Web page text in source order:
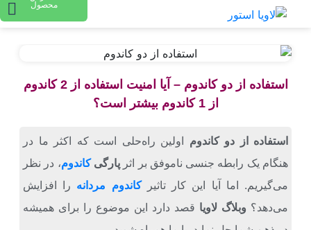
محصول
استفاده از دو کاندوم – آیا امنیت استفاده از 2 کاندوم
از 1 کاندوم بیشتر است؟
استفاده از دو کاندوم اولین راه‌حلی است که اکثر ما در
هنگام یک رابطه جنسی نا‌موفق بر اثر پارگیکاندوم، در نظر
می‌گیریم. اما آیا این کار تاثیرکاندوم مردانه را افزایش
می‌دهد؟ وبلاگ لاویا قصد دارد این موضوع را برای همیشه